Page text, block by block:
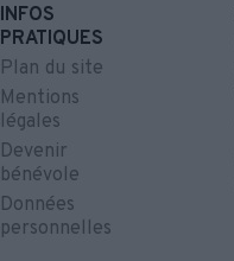
INFOS
PRATIQUES
Plan du site
Mentions
légales
Devenir
bénévole
Données
personnelles